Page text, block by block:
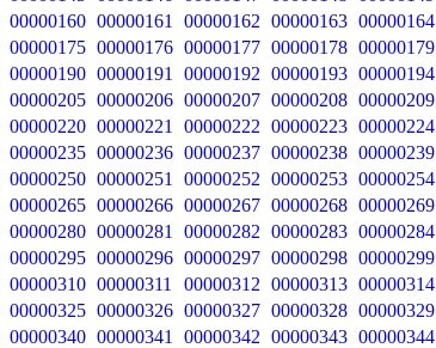
00000160 00000161 00000162 00000163 00000164
00000175 00000176 00000177 00000178 00000179
00000190 00000191 00000192 00000193 00000194
00000205 00000206 00000207 00000208 00000209
00000220 00000221 00000222 00000223 00000224
00000235 00000236 00000237 00000238 00000239
00000250 00000251 00000252 00000253 00000254
00000265 00000266 00000267 00000268 00000269
00000280 00000281 00000282 00000283 00000284
00000295 00000296 00000297 00000298 00000299
00000310 00000311 00000312 00000313 00000314
00000325 00000326 00000327 00000328 00000329
00000340 00000341 00000342 00000343 00000344